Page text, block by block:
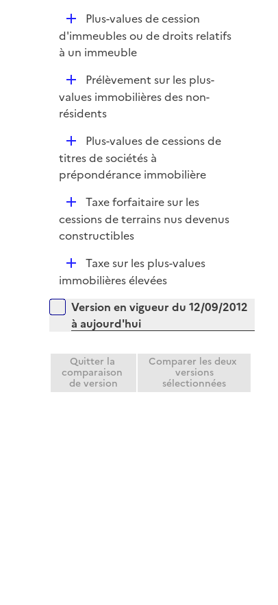
i
e
D
é
p
e
r
Plus-values de cession
d'immeubles ou de droits relatifs
à un immeuble
D
é
p
e
r
Prélèvement sur les plus-
values immobilières des non-
résidents
D
é
p
e
r
Plus-values de cessions de
titres de sociétés à
prépondérance immobilière
D
é
p
e
r
Taxe forfaitaire sur les
cessions de terrains nus devenus
constructibles
D
é
l
i
r
Taxe sur les plus-values
immobilières élevées
Versions sur la période
Version en vigueur du 12/09/2012
à aujourd'hui
Quitter la
comparaison
de version
Comparer les deux
versions
sélectionnées